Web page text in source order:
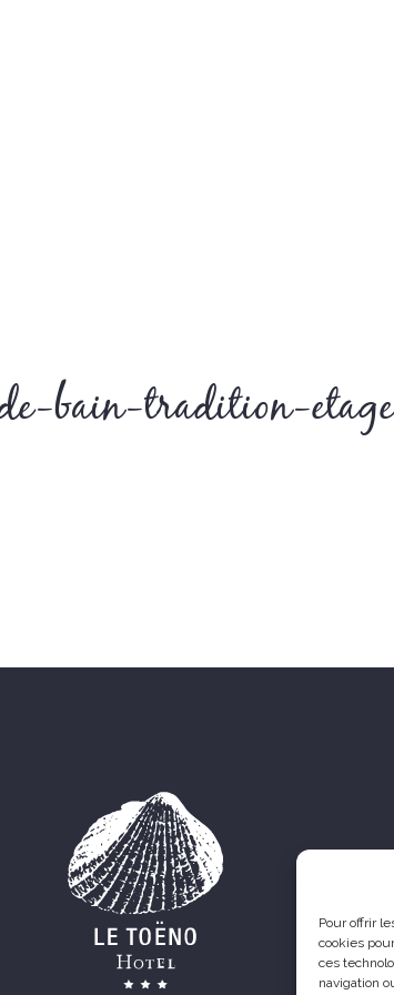
Pour offrir
cookies
ces
navigation
bain-tradition-etage